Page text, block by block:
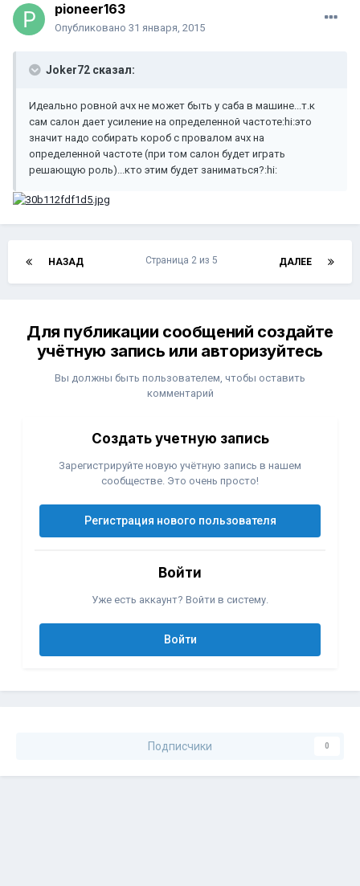
pioneer163
Опубликовано 31 января, 2015
Joker72 сказал:
Идеально ровной ачх не может быть у саба в машине...т.к
сам салон дает усиление на определенной частоте:hi:это
значит надо собирать короб с провалом ачх на
определенной частоте (при том салон будет играть
решающую роль)...кто этим будет заниматься?:hi:
НАЗАД ДАЛЕЕ
Страница 2 из 5
Для публикации сообщений создайте
учётную запись или авторизуйтесь
Вы должны быть пользователем, чтобы оставить
комментарий
Создать учетную запись
Зарегистрируйте новую учётную запись в нашем
сообществе. Это очень просто!
Регистрация нового пользователя
Войти
Уже есть аккаунт? Войти в систему.
Войти
Подписчики 0